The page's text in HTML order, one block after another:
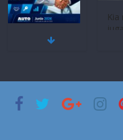
Mercado
historia
11 de julio de
Kia
2026